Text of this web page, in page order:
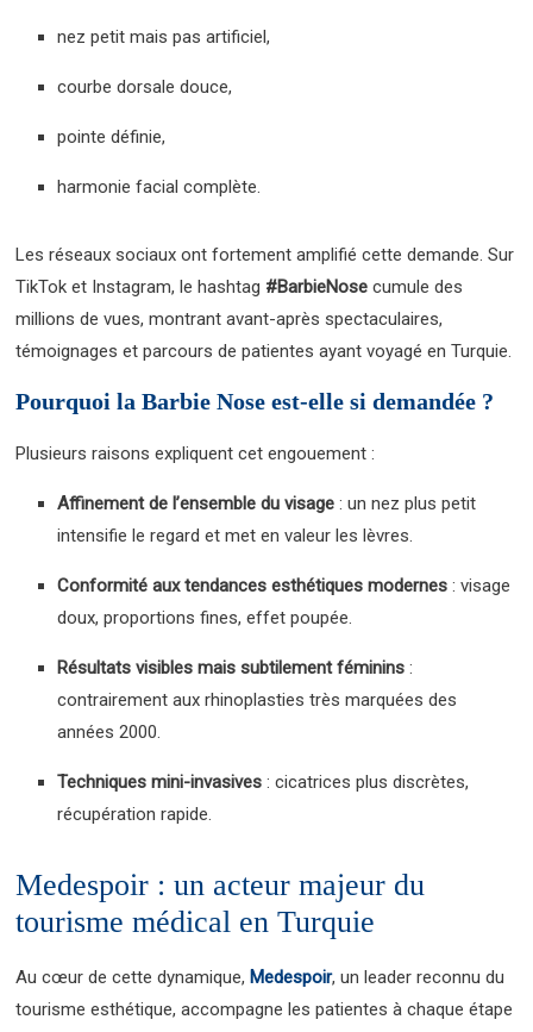
nez petit mais pas artificiel,
courbe dorsale douce,
pointe définie,
harmonie facial complète.
Les réseaux sociaux ont fortement amplifié cette demande. Sur
TikTok et Instagram, le hashtag #BarbieNose cumule des
millions de vues, montrant avant-après spectaculaires,
témoignages et parcours de patientes ayant voyagé en Turquie.
Pourquoi la Barbie Nose est-elle si demandée ?
Plusieurs raisons expliquent cet engouement :
Affinement de l’ensemble du visage : un nez plus petit
intensifie le regard et met en valeur les lèvres.
Conformité aux tendances esthétiques modernes : visage
doux, proportions fines, effet poupée.
Résultats visibles mais subtilement féminins :
contrairement aux rhinoplasties très marquées des
années 2000.
Techniques mini-invasives : cicatrices plus discrètes,
récupération rapide.
Medespoir : un acteur majeur du
tourisme médical en Turquie
Au cœur de cette dynamique,Medespoir, un leader reconnu du
tourisme esthétique, accompagne les patientes à chaque étape